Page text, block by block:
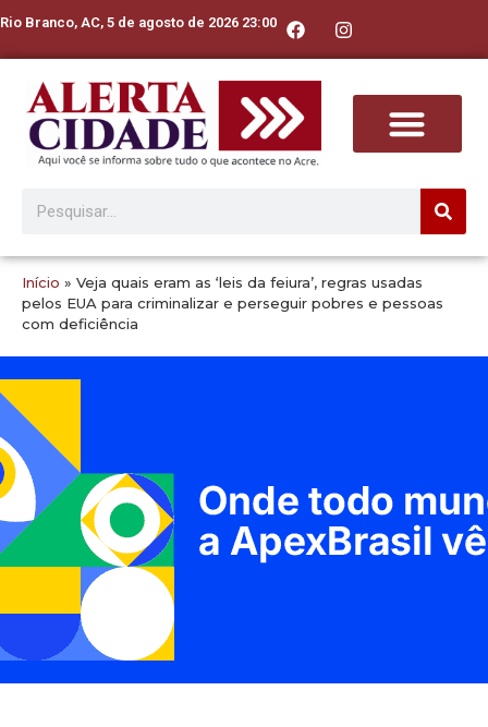
Rio Branco, AC, 5 de agosto de 2026 23:00
Início » Veja quais eram as ‘leis da feiura’, regras usadas
pelos EUA para criminalizar e perseguir pobres e pessoas
com deficiência